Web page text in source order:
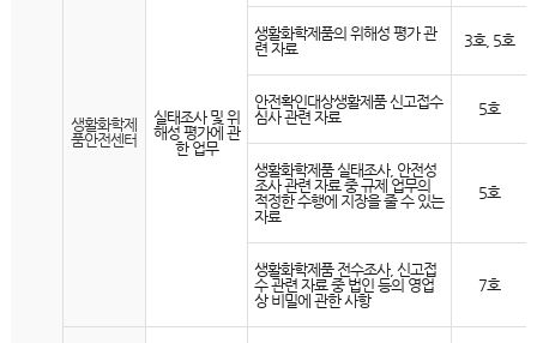
생활화학제
품안전센터
실태조사 및 위
해성 평가에 관
한 업무
생활화학제품의 위해성 평가 관
련 자료
3호, 5호
안전확인대상생활제품 신고접수
심사 관련 자료
5호
생활화학제품 실태조사, 안전성
조사 관련 자료 중 규제 업무의
적정한 수행에 지장을 줄 수 있는
자료
5호
생활화학제품 전수조사, 신고접
수 관련 자료 중 법인 등의 영업
상 비밀에 관한 사항
7호